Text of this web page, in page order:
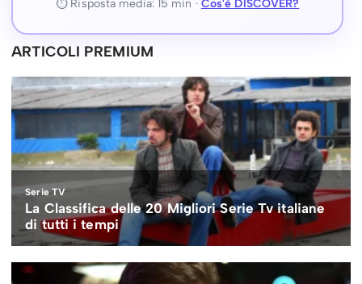
⏱ Risposta media: 15 min · Cos'è DISCOVER?
ARTICOLI PREMIUM